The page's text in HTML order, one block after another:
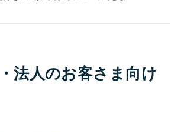
法人のお客さま向け